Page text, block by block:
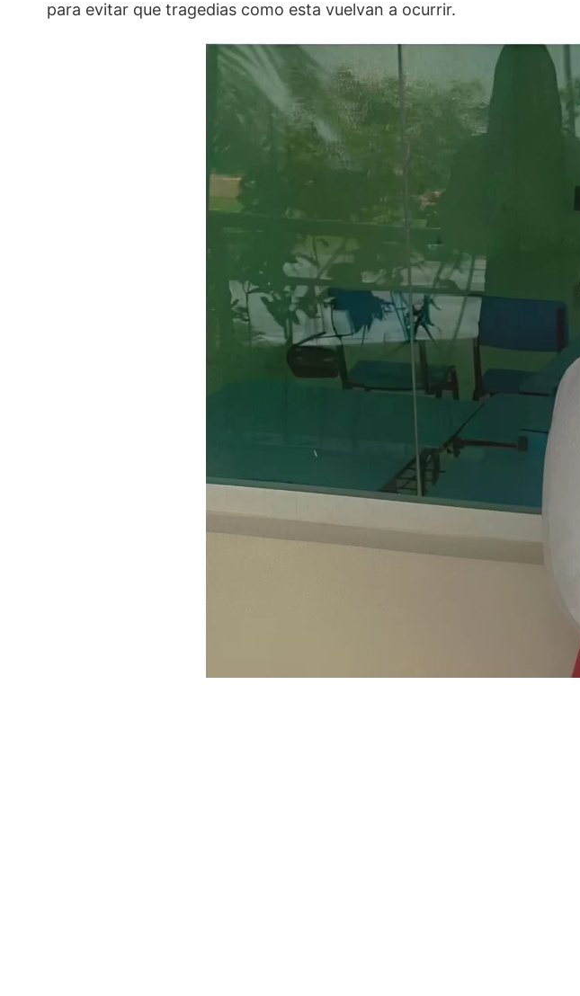
para evitar que tragedias como esta vuelvan a ocurrir.